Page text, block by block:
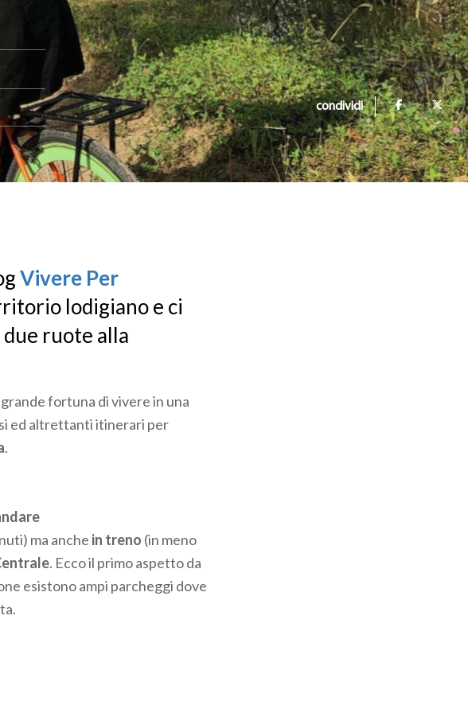
condividi
Vivere Per
lodigiano e ci
due ruote alla
fortuna di vivere in una
ed altrettanti itinerari per
.
ma anche in treno (in meno
. Ecco il primo aspetto da
esistono ampi parcheggi dove